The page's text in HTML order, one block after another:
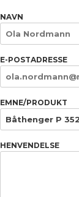
NAVN
E-POSTADRESSE
EMNE/PRODUKT
HENVENDELSE